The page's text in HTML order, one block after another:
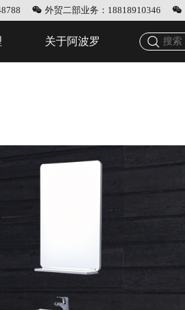
外贸二部业务：18818910346
关于阿波罗